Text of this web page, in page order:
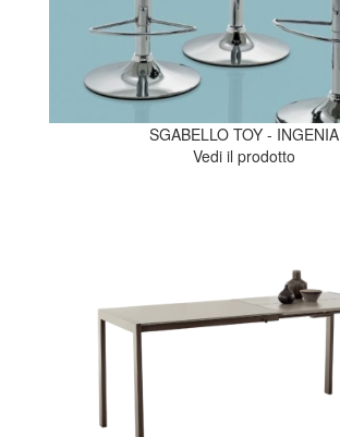
SGABELLO TOY - INGENIA
Vedi il prodotto